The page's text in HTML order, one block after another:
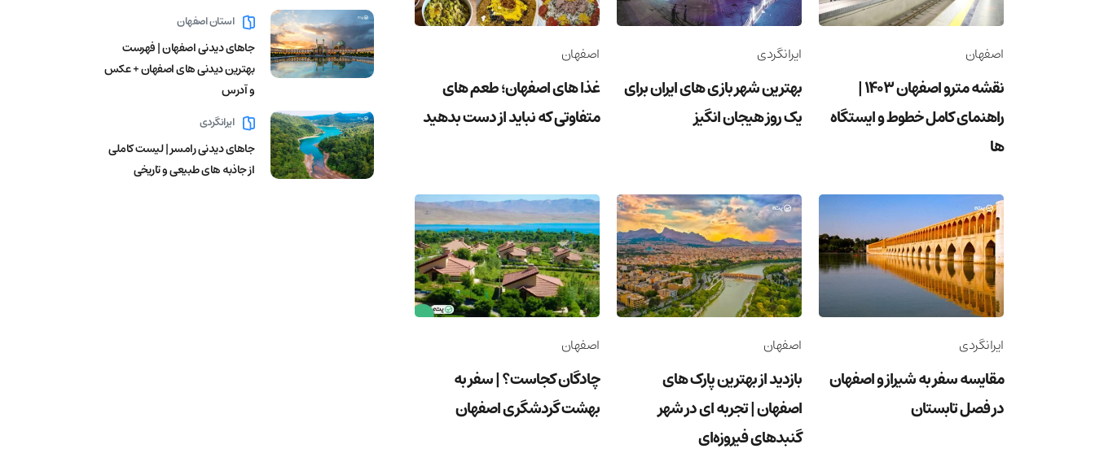
اصفهان
نقشه مترو اصفهان 1403 |
راهنمای کامل خطوط و ایستگاه
ها
ایرانگردی
بهترین شهر بازی های ایران برای
یک روز هیجان انگیز
اصفهان
غذا های اصفهان؛ طعم های
متفاوتی که نباید از دست بدهید
ایرانگردی
مقایسه سفر به شیراز و اصفهان
در فصل تابستان
اصفهان
بازدید از بهترین پارک های
اصفهان | تجربه ای در شهر
گنبدهای فیروزه‌ای
اصفهان
چادگان کجاست؟ | سفر به
بهشت گردشگری اصفهان
استان اصفهان
جاهای دیدنی اصفهان | فهرست
بهترین دیدنی های اصفهان + عکس
و آدرس
ایرانگردی
جاهای دیدنی رامسر | لیست کاملی
از جاذبه های طبیعی و تاریخی